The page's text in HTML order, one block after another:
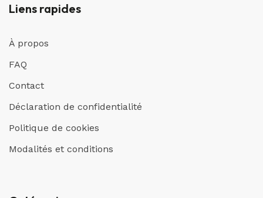
Liens rapides
À propos
FAQ
Contact
Déclaration de confidentialité
Politique de cookies
Modalités et conditions